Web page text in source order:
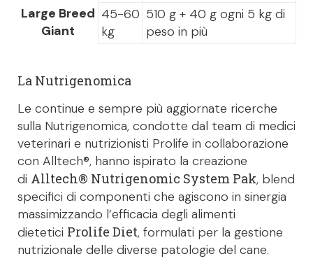
Large Breed
Giant
45-60
kg
510 g + 40 g ogni 5 kg di
peso in più
La Nutrigenomica
Le continue e sempre più aggiornate ricerche
sulla Nutrigenomica, condotte dal team di medici
veterinari e nutrizionisti Prolife in collaborazione
con Alltech®, hanno ispirato la creazione
di Alltech® Nutrigenomic System Pak, blend
specifici di componenti che agiscono in sinergia
massimizzando l’efficacia degli alimenti
dietetici Prolife Diet, formulati per la gestione
nutrizionale delle diverse patologie del cane.